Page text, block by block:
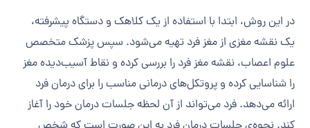
در این روش، ابتدا با استفاده از یک کلاهک و دستگاه پیشرفته،
یک نقشه مغزی از مغز فرد تهیه می‌شود. سپس پزشک متخصص
علوم اعصاب، نقشه مغز فرد را بررسی کرده و نقاط آسیب‌دیده مغز
را شناسایی کرده و پروتکل‌های درمانی مناسب را برای درمان فرد
ارائه می‌دهد. فرد می‌تواند از آن لحظه جلسات درمان خود را آغاز